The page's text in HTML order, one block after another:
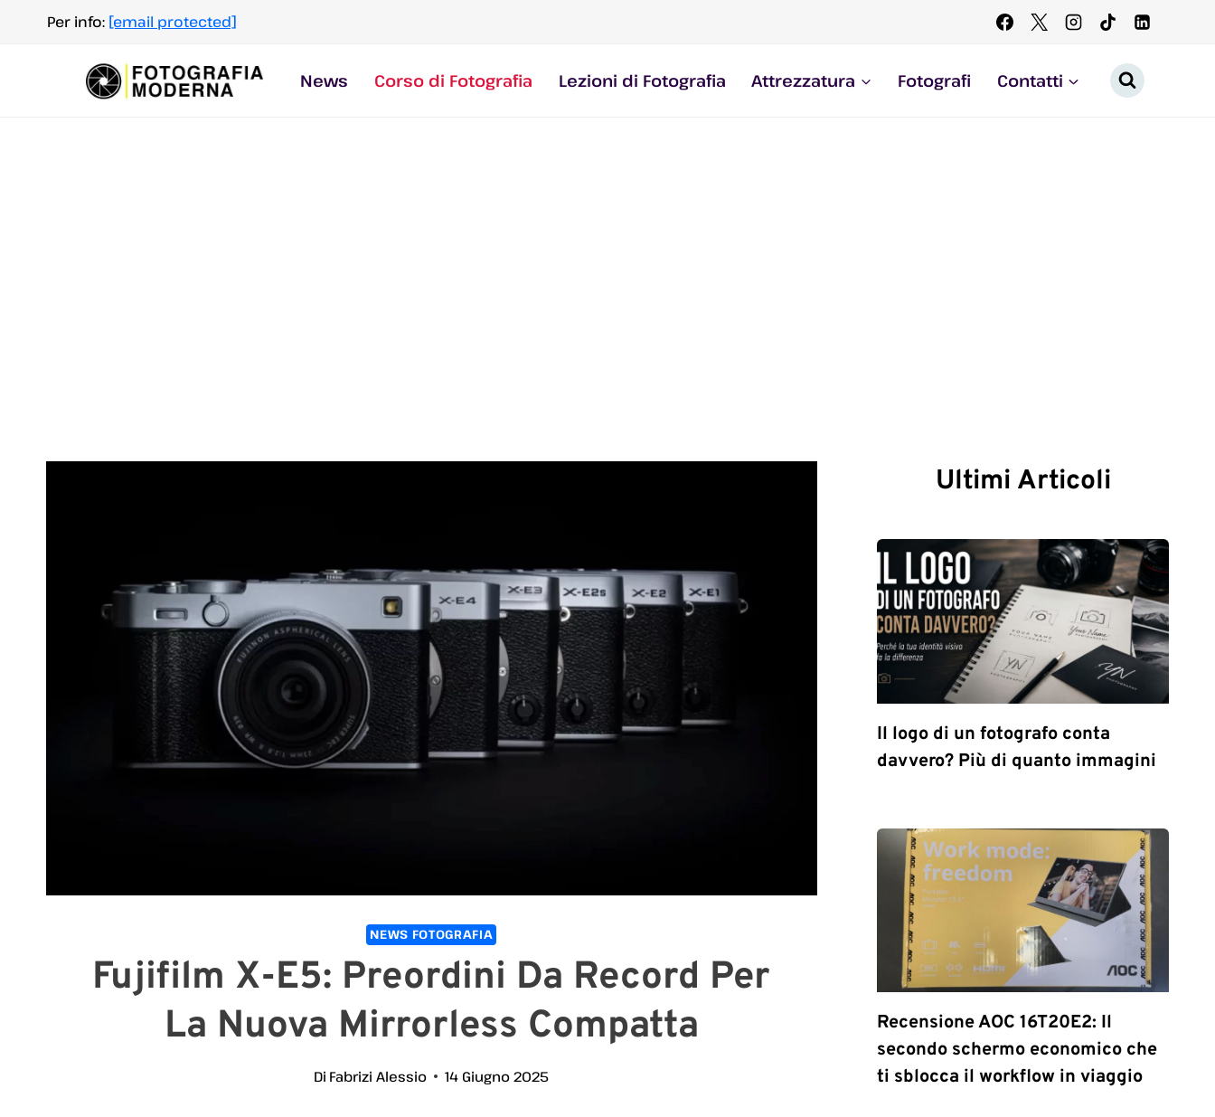
contenuto
Per info: [email protected]
News Corso di Fotografia Lezioni di Fotografia Attrezzatura Fotografi Contatti
NEWS FOTOGRAFIA
Fujifilm X-E5: Preordini Da Record Per
La Nuova Mirrorless Compatta
Di Fabrizi Alessio 14 Giugno 2025
Ultimi Articoli
Il logo di un fotografo conta
davvero? Più di quanto immagini
Recensione AOC 16T20E2: Il
secondo schermo economico che
ti sblocca il workflow in viaggio